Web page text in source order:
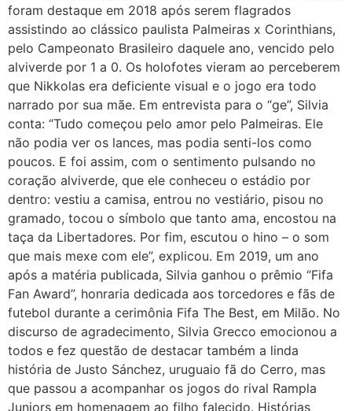
foram destaque em 2018 após serem flagrados
assistindo ao clássico paulista Palmeiras x Corinthians,
pelo Campeonato Brasileiro daquele ano, vencido pelo
alviverde por 1 a 0. Os holofotes vieram ao perceberem
que Nikkolas era deficiente visual e o jogo era todo
narrado por sua mãe. Em entrevista para o “ge”, Silvia
conta: “Tudo começou pelo amor pelo Palmeiras. Ele
não podia ver os lances, mas podia senti-los como
poucos. E foi assim, com o sentimento pulsando no
coração alviverde, que ele conheceu o estádio por
dentro: vestiu a camisa, entrou no vestiário, pisou no
gramado, tocou o símbolo que tanto ama, encostou na
taça da Libertadores. Por fim, escutou o hino – o som
que mais mexe com ele”, explicou. Em 2019, um ano
após a matéria publicada, Silvia ganhou o prêmio “Fifa
Fan Award”, honraria dedicada aos torcedores e fãs de
futebol durante a cerimônia Fifa The Best, em Milão. No
discurso de agradecimento, Silvia Grecco emocionou a
todos e fez questão de destacar também a linda
história de Justo Sánchez, uruguaio fã do Cerro, mas
que passou a acompanhar os jogos do rival Rampla
Juniors em homenagem ao filho falecido. Histórias